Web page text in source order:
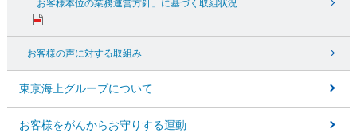
「お客様本位の業務運営方針」に基づく取組状況
お客様の声に対する取組み
東京海上グループについて
お客様をがんからお守りする運動